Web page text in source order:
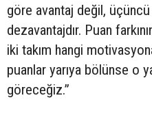
göre avantaj değil,
dezavantajdır. Puan
iki takım hangi
puanlar yarıya bölünse o
göreceğiz.”